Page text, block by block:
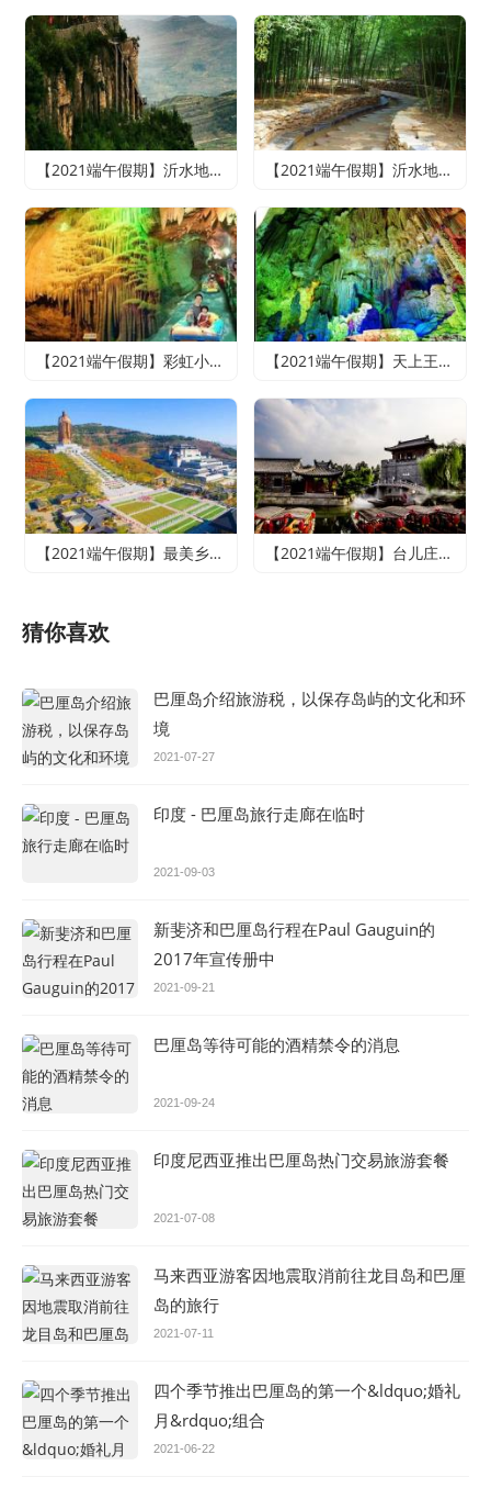
【2021端午假期】沂水地下大峡谷、萤火虫水洞、天上王城2日游 【2021端午假期】沂水地下大峡谷、萤火虫水洞、竹泉村、红石寨悠悠竹泉二日游
【2021端午假期】彩虹小镇、雪山彩虹谷、地下大峡谷、萤火虫水洞二日游 【2021端午假期】天上王城+地下大峡谷+萤火虫水洞+竹泉村+龙园古城三日游
【2021端午假期】最美乡村竹泉村+寻梦台儿庄古城+尼山圣境二日游 【2021端午假期】台儿庄古城、微山湖红荷湿地休闲两日游
猜你喜欢
巴厘岛介绍旅游税，以保存岛屿的文化和环
境
2021-07-27
印度 - 巴厘岛旅行走廊在临时
2021-09-03
新斐济和巴厘岛行程在Paul Gauguin的
2017年宣传册中
2021-09-21
巴厘岛等待可能的酒精禁令的消息
2021-09-24
印度尼西亚推出巴厘岛热门交易旅游套餐
2021-07-08
马来西亚游客因地震取消前往龙目岛和巴厘
岛的旅行
2021-07-11
四个季节推出巴厘岛的第一个&ldquo;婚礼
月&rdquo;组合
2021-06-22